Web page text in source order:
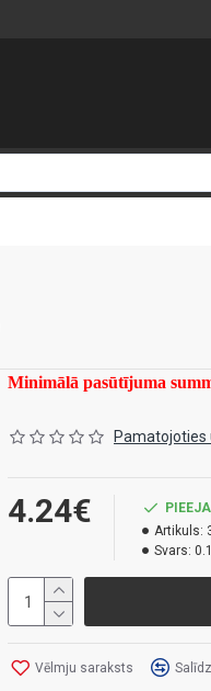
Minimālā pasūtījuma
Pamatojoties
4.24€
Artikuls:
Svars:
Vēlmju saraksts